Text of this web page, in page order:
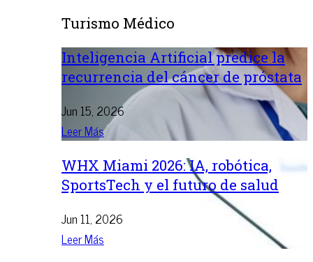
Turismo Médico
Inteligencia Artificial predice la
recurrencia del cáncer de próstata
Jun 15, 2026
Leer Más
WHX Miami 2026: IA, robótica,
SportsTech y el futuro de salud
Jun 11, 2026
Leer Más